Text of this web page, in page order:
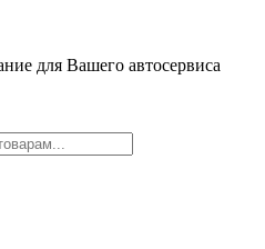
для Вашего автосервиса